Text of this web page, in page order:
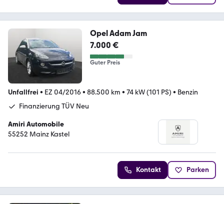
Opel Adam Jam
7.000 €
Guter Preis
Unfallfrei • EZ 04/2016• 88.500 km • 74 kW (101 PS) • Benzin
Finanzierung TÜV Neu
Amiri Automobile
55252 Mainz Kastel
Kontakt Parken